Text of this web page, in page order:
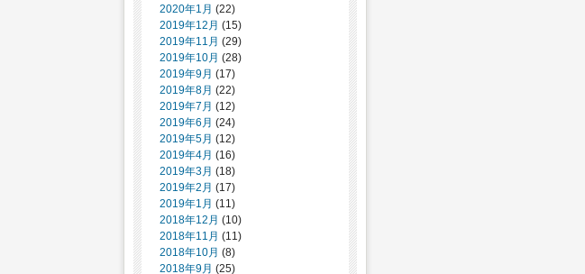
2020年1月 (22)
2019年12月 (15)
2019年11月 (29)
2019年10月 (28)
2019年9月 (17)
2019年8月 (22)
2019年7月 (12)
2019年6月 (24)
2019年5月 (12)
2019年4月 (16)
2019年3月 (18)
2019年2月 (17)
2019年1月 (11)
2018年12月 (10)
2018年11月 (11)
2018年10月 (8)
2018年9月 (25)